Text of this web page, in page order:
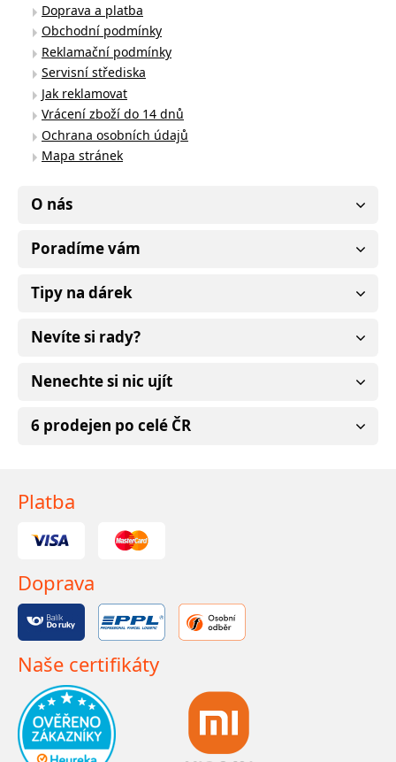
Doprava a platba
Obchodní podmínky
Reklamační podmínky
Servisní střediska
Jak reklamovat
Vrácení zboží do 14 dnů
Ochrana osobních údajů
Mapa stránek
O nás
Poradíme vám
Tipy na dárek
Nevíte si rady?
Nenechte si nic ujít
6 prodejen po celé ČR
Platba
Doprava
Naše certifikáty